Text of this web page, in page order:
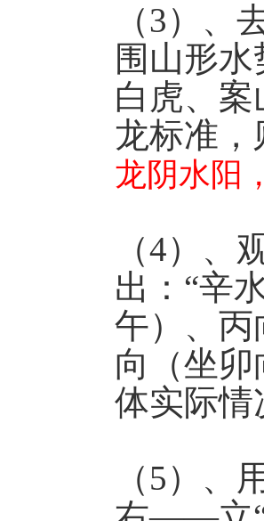
（3）、
围山形
白虎、
龙标准，
龙阴水阳
（4）、
出：“辛
午）、丙
向（坐
体实际情
（5）、